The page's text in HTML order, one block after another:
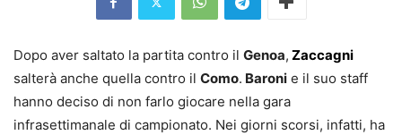
Dopo aver saltato la partita contro il Genoa, Zaccagni
salterà anche quella contro il Como. Baroni e il suo staff
hanno deciso di non farlo giocare nella gara
infrasettimanale di campionato. Nei giorni scorsi, infatti, ha